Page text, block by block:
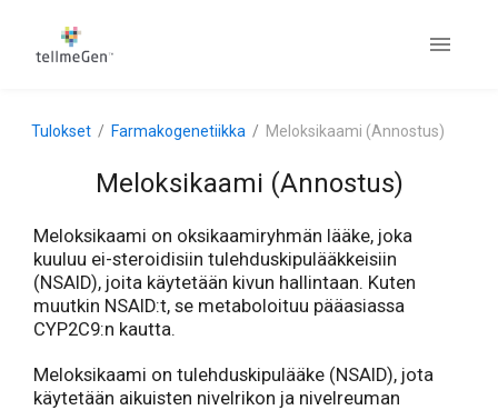
Tulokset Farmakogenetiikka Meloksikaami (Annostus)
Meloksikaami (Annostus)
Meloksikaami on oksikaamiryhmän lääke, joka
kuuluu ei-steroidisiin tulehduskipulääkkeisiin
(NSAID), joita käytetään kivun hallintaan. Kuten
muutkin NSAID:t, se metaboloituu pääasiassa
CYP2C9:n kautta.
Meloksikaami on tulehduskipulääke (NSAID), jota
käytetään aikuisten nivelrikon ja nivelreuman